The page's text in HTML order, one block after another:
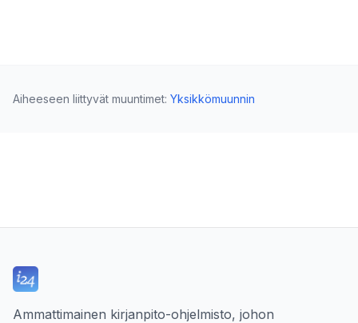
Aiheeseen liittyvät muuntimet: Yksikkömuunnin
Ammattimainen kirjanpito-ohjelmisto, johon